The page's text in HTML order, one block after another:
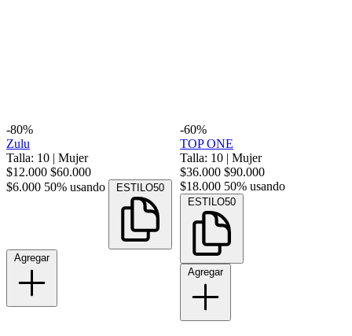
-80%
Zulu
Talla: 10 | Mujer
$12.000 $60.000
$6.000 50% usando ESTILO50
Agregar
-60%
TOP ONE
Talla: 10 | Mujer
$36.000 $90.000
$18.000 50% usando
ESTILO50
Agregar